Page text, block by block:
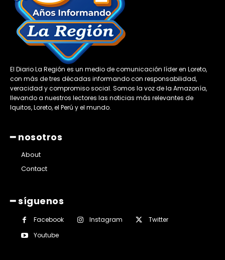
El Diario La Región es un medio de comunicación líder en Loreto,
con más de tres décadas informando con responsabilidad,
veracidad y compromiso social. Somos la voz de la Amazonía,
llevando a nuestros lectores las noticias más relevantes de
Iquitos, Loreto, el Perú y el mundo.
━ nosotros
About
Contact
━ síguenos
Facebook Instagram
Twitter
Youtube